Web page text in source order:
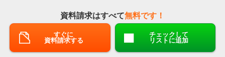
資料請求はすべて無料です！
すぐに
資料請求する
チェックして
リストに追加